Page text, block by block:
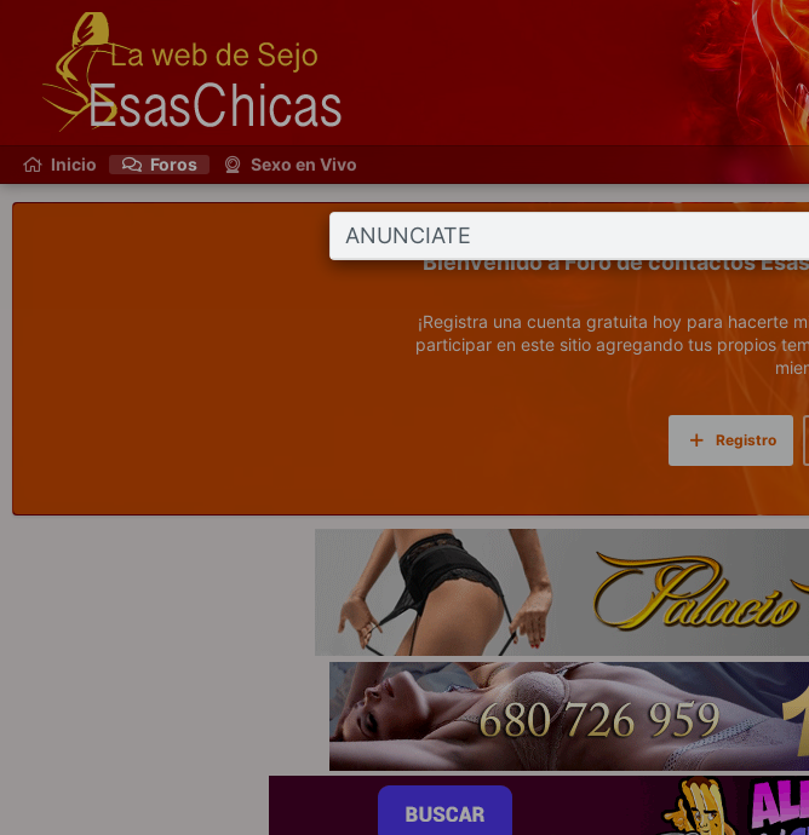
Inicio Foros Sexo en Vivo
Foro de contactos
¡Registra una cuenta gratuita hoy para hacerte
participar en este sitio agregando tus propios
Registro
ANUNCIATE